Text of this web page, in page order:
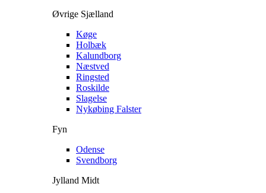
Øvrige Sjælland
Køge
Holbæk
Kalundborg
Næstved
Ringsted
Roskilde
Slagelse
Nykøbing Falster
Fyn
Odense
Svendborg
Jylland Midt